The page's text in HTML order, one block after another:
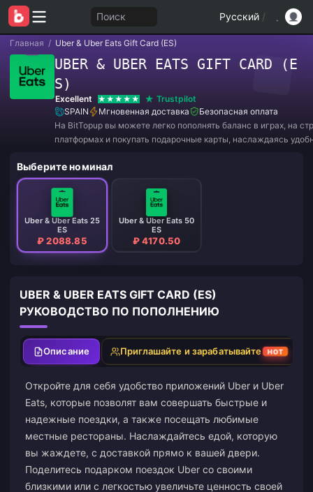
Поиск Русский /
Главная / Uber & Uber Eats Gift Card (ES)
UBER & UBER EATS GIFT CARD (E
S)
Excellent
Trustpilot
SPAIN
Мгновенная доставка
Безопасная оплата
На BitTopup вы можете легко пополнять баланс в играх, на
платформах и покупать подарочные карты, наслаждаясь
Выберите номинал
Uber & Uber Eats 25
ES
₽ 2088.85
Uber & Uber Eats 50
ES
₽ 4170.50
UBER & UBER EATS GIFT CARD (ES)
РУКОВОДСТВО ПО ПОПОЛНЕНИЮ
Описание Приглашайте и зарабатывайте HOT
Откройте для себя удобство приложений Uber и Uber
Eats, которые позволят вам совершать быстрые и
надежные поездки, а также посещать любимые
местные рестораны. Наслаждайтесь едой, которую
вы жаждете, с доставкой прямо к вашей двери.
Поделитесь подарком поездок Uber со своими
близкими или с легкостью увеличьте ценность своей